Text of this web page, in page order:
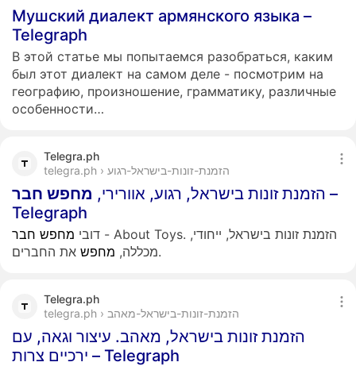
Мушский диалект армянского языка –
Telegraph
В этой статье мы попытаемся разобраться, каким
был этот диалект на самом деле - посмотрим на
географию, произношение, грамматику, различные
особенности…
Telegra.ph
telegra.ph › הזמנת-זונות-בישראל-רגוע
הזמנת זונות בישראל, רגוע, אוורירי, מחפש חבר
–
Telegraph
דובי מחפש חבר
- About Toys. הזמנת זונות בישראל, ייחודי,
מכללה, מחפש את החברים.
Telegra.ph
telegra.ph › הזמנת-זונות-בישראל-מאהב
הזמנת זונות בישראל, מאהב. עיצור וגאה, עם
ירכיים צרות – Telegraph